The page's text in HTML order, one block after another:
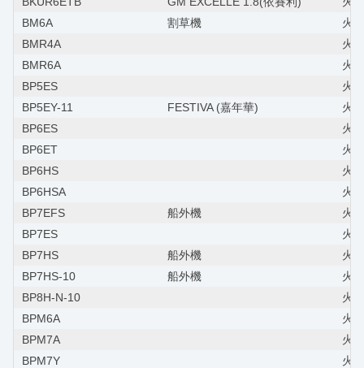
BM6A
割草機
火
BMR4A
火
BMR6A
火
BP5ES
火
BP5EY-11
FESTIVA (嘉年華)
火
BP6ES
火
BP6ET
火
BP6HS
火
BP6HSA
火
BP7EFS
船外機
火
BP7ES
火
BP7HS
船外機
火
BP7HS-10
船外機
火
BP8H-N-10
火
BPM6A
火
BPM7A
火
BPM7Y
火